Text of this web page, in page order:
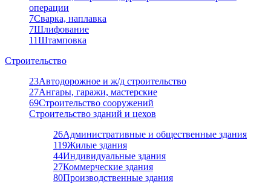
операции
7Сварка, наплавка
7Шлифование
11Штамповка
Строительство
23Автодорожное и ж/д строительство
27Ангары, гаражи, мастерские
69Строительство сооружений
Строительство зданий и цехов
26Административные и общественные здания
119Жилые здания
44Индивидуальные здания
27Коммерческие здания
80Производственные здания